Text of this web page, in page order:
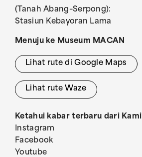
(Tanah Abang–Serpong):
Stasiun Kebayoran Lama
Menuju ke Museum MACAN
Lihat rute di Google Maps
Lihat rute Waze
Ketahui kabar terbaru dari Kami
Instagram
Facebook
Youtube